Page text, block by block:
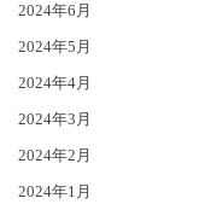
2024年6月
2024年5月
2024年4月
2024年3月
2024年2月
2024年1月